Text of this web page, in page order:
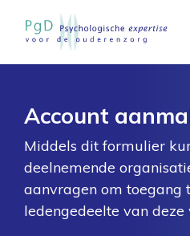
Account
Middels dit formulier
deelnemende
aanvragen om toegang
ledengedeelte van deze